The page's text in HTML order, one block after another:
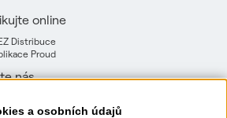
a osobních údajů
online
Distribuce
Proud
nás